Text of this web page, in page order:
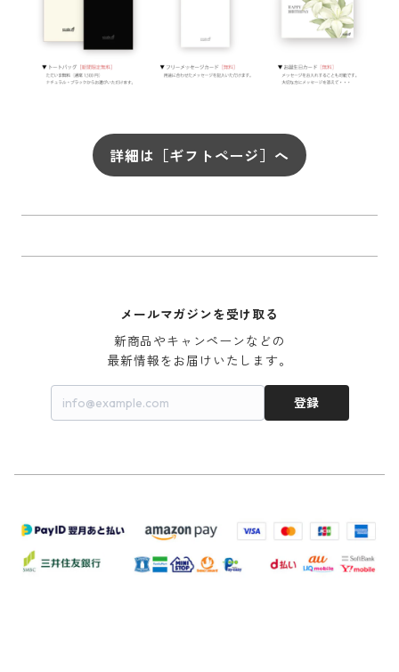
詳細は［ギフトページ］へ
メールマガジンを受け取る
新商品やキャンペーンなどの
最新情報をお届けいたします。
登録